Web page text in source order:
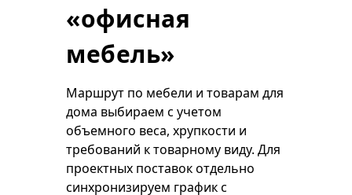
«офисная
мебель»
Маршрут по мебели и товарам для
дома выбираем с учетом
объемного веса, хрупкости и
требований к товарному виду. Для
проектных поставок отдельно
синхронизируем график с